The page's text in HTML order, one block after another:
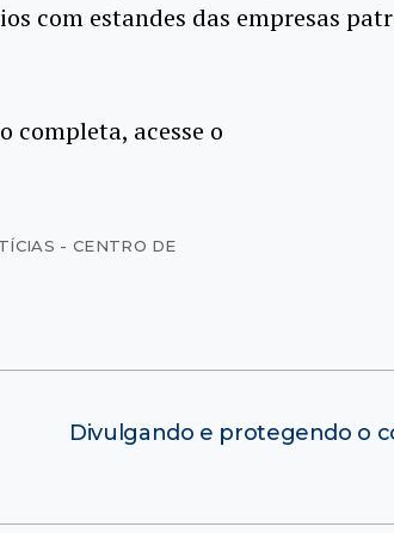
com estandes das empresas
completa, acesse o
- CENTRO DE
Divulgando e protegendo o